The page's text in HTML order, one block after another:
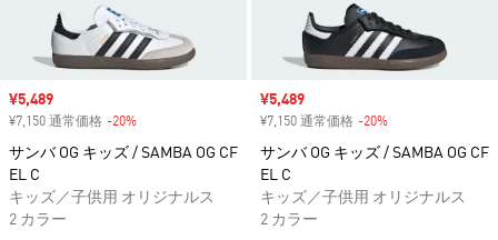
セール価格
¥5,489
¥7,150 通常価格 -20%
サンバ OG キッズ / SAMBA OG CF
EL C
キッズ／子供用 オリジナルス
2 カラー
セール価格
¥5,489
¥7,150 通常価格 -20%
サンバ OG キッズ / SAMBA OG CF
EL C
キッズ／子供用 オリジナルス
2 カラー